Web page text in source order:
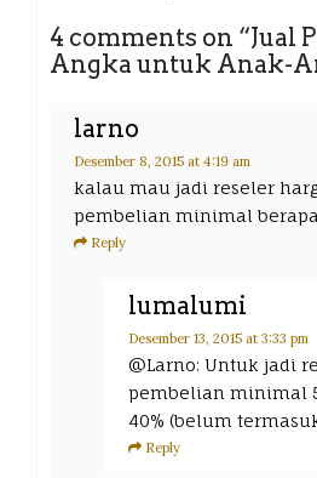
4 comments on “Jual
Angka untuk Anak-
larno
Desember 8, 2015 at 4:19 am
kalau mau jadi reseler
pembelian minimal
Reply
lumalumi
Desember 13, 2015 at 3:33 pm
@Larno: Untuk jadi
pembelian minimal
40% (belum
Reply